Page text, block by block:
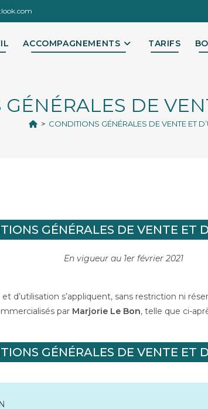
ACCOMPAGNEMENTS TARIFS
DE
> CONDITIONS GÉNÉRALES DE VENTE ET
GÉNÉRALES DE VENTE ET
En vigueur au 1er février 2021
d’utilisation s’appliquent, sans restriction ni
par Marjorie Le Bon, telle que ci-
GÉNÉRALES DE VENTE ET